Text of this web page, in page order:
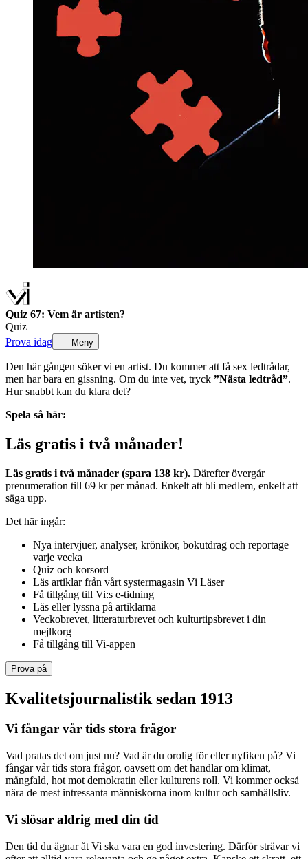
Quiz 67: Vem är artisten?
Quiz
Prova idag
Meny
Den här gången söker vi en artist. Du kommer att få sex ledtrådar,
men har bara en gissning. Om du inte vet, tryck ”Nästa ledtråd”.
Hur snabbt kan du klara det?
Spela så här:
Läs gratis i två månader!
Läs gratis i två månader (spara 138 kr). Därefter övergår
prenumeration till 69 kr per månad. Enkelt att bli medlem, enkelt att
säga upp.
Det här ingår:
Nya intervjuer, analyser, krönikor, bokutdrag och reportage
varje vecka
Quiz och korsord
Läs artiklar från vårt systermagasin Vi Läser
Få tillgång till Vi:s e-tidning
Läs eller lyssna på artiklarna
Veckobrevet, litteraturbrevet och kulturtipsbrevet i din
mejlkorg
Få tillgång till Vi-appen
Prova på
Kvalitetsjournalistik sedan 1913
Vi fångar vår tids stora frågor
Vad pratas det om just nu? Vad är du orolig för eller nyfiken på? Vi
fångar vår tids stora frågor, oavsett om det handlar om klimat,
mångfald, hot mot demokratin eller kulturens roll. Vi kommer också
nära de mest intressanta människorna inom kultur och samhällsliv.
Vi slösar aldrig med din tid
Den tid du ägnar åt Vi ska vara en god investering. Därför strävar vi